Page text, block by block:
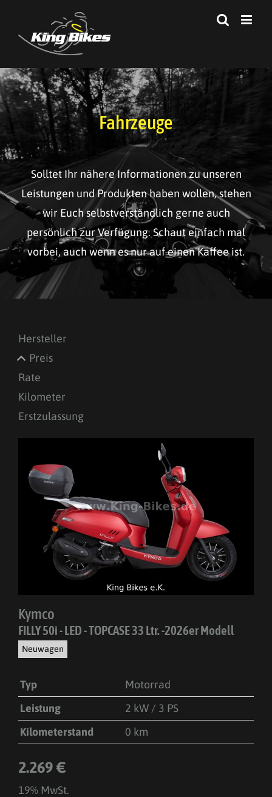
springen
Fahrzeuge
Solltet Ihr nähere Informationen zu unseren
Leistungen und Produkten haben wollen, stehen
wir Euch selbstverständlich gerne auch
persönlich zur Verfügung. Schaut einfach mal
vorbei, auch wenn es nur auf einen Kaffee ist.
Hersteller
Preis
Rate
Kilometer
Erstzulassung
Kymco
FILLY 50i - LED - TOPCASE 33 Ltr. -2026er Modell
Neuwagen
Typ
Motorrad
Leistung
2 kW / 3 PS
Kilometerstand
0 km
2.269 €
19% MwSt.